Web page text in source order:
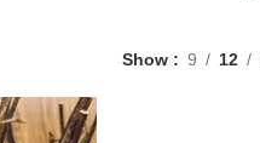
Show 9 12